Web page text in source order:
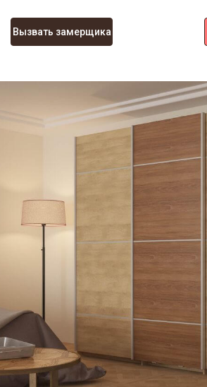
Вызвать замерщика